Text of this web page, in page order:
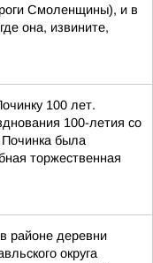
Смоленщины), и в
она, извините,
100 лет.
100-летия со
была
торжественная
районе деревни
округа